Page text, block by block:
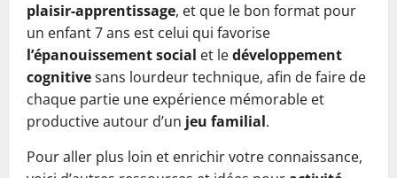
plaisir-apprentissage, et que le bon format pour
un enfant 7 ans est celui qui favorise
l’épanouissement social et ledéveloppement
cognitivesans lourdeur technique, afin de faire de
chaque partie une expérience mémorable et
productive autour d’un jeu familial.
Pour aller plus loin et enrichir votre connaissance,